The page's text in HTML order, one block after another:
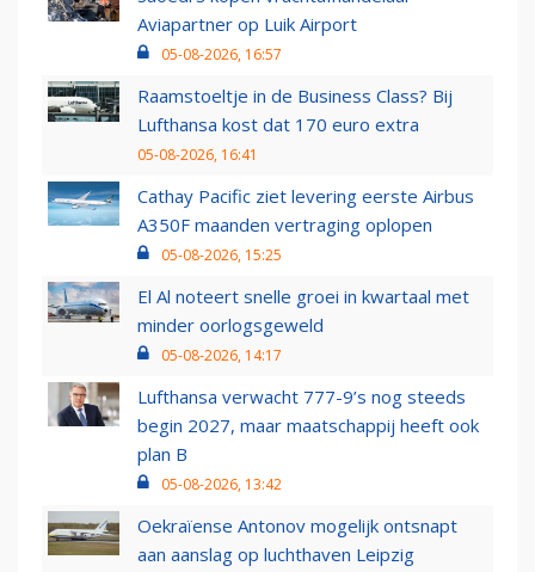
Aviapartner op Luik Airport
05-08-2026, 16:57
Raamstoeltje in de Business Class? Bij
Lufthansa kost dat 170 euro extra
05-08-2026, 16:41
Cathay Pacific ziet levering eerste Airbus
A350F maanden vertraging oplopen
05-08-2026, 15:25
El Al noteert snelle groei in kwartaal met
minder oorlogsgeweld
05-08-2026, 14:17
Lufthansa verwacht 777-9’s nog steeds
begin 2027, maar maatschappij heeft ook
plan B
05-08-2026, 13:42
Oekraïense Antonov mogelijk ontsnapt
aan aanslag op luchthaven Leipzig